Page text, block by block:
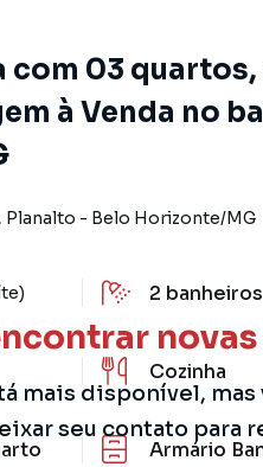
mais disponível,
seu contato para
03 quartos,
à Venda no
, Planalto - Belo Horizonte/MG
2 banheiros
Cozinha
Armário